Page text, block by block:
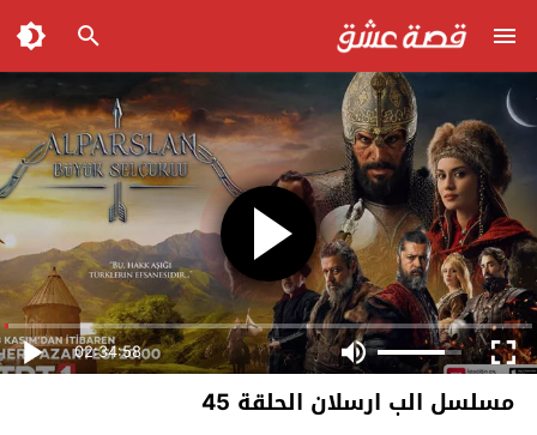
02:34:58
مسلسل الب ارسلان الحلقة 45